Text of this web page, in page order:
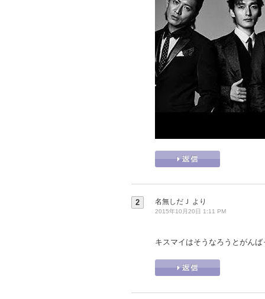
2 名無しだＪ より
2015年10月20日 1:11 PM
キスマイはそうなろうとがん